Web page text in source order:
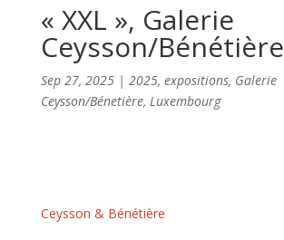
« XXL », Galerie
Ceysson/Bénétière
Sep 27, 2025| 2025, expositions, Galerie
Ceysson/Bénetière, Luxembourg
Ceysson & Bénétière